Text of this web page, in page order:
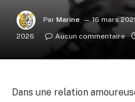
Par Marine 16 mars
2026
Aucun commentaire
Dans une relation